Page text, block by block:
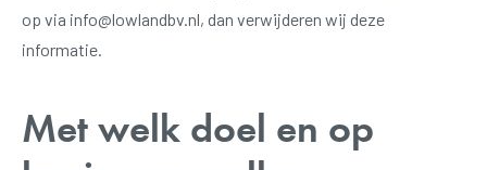
op via info@lowlandbv.nl, dan verwijderen wij deze
informatie.
Met welk doel en op